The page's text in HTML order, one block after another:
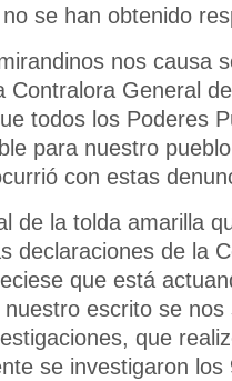
se han obtenido
nos causa
Contralora General
todos los Poderes
para nuestro
con estas
de la tolda amarilla
declaraciones de la
que está
escrito se
que
se investigaron